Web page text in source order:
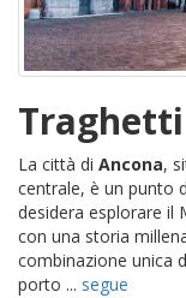
La città di Ancona,
centrale, è un punto
desidera esplorare il
con una storia
combinazione unica
porto ... segue